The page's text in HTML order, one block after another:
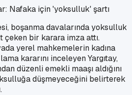
Nafaka için 'yoksulluk' şartı
boşanma davalarında yoksulluk
çeken bir karara imza attı.
yerel mahkemelerin kadına
kararını inceleyen Yargıtay,
düzenli emekli maaşı aldığını
düşmeyeceğini belirterek